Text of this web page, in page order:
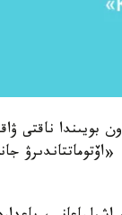
ناقتى
جانە